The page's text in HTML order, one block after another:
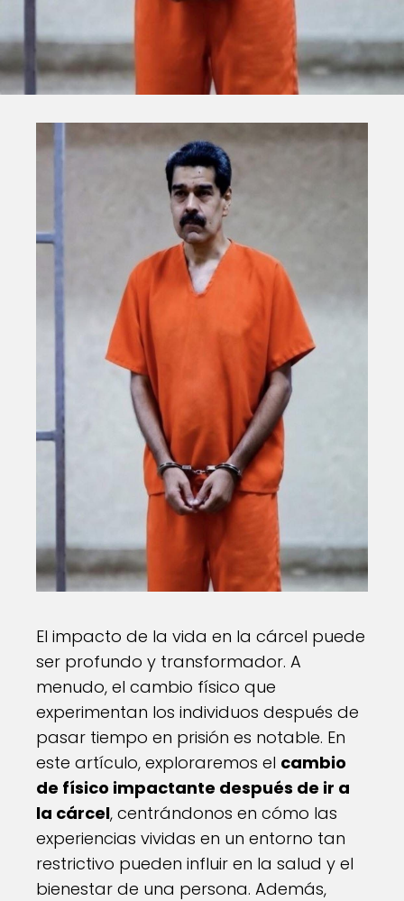
El impacto de la vida en la cárcel puede
ser profundo y transformador. A
menudo, el cambio físico que
experimentan los individuos después de
pasar tiempo en prisión es notable. En
este artículo, exploraremos el cambio
de físico impactante después de ir a
la cárcel, centrándonos en cómo las
experiencias vividas en un entorno tan
restrictivo pueden influir en la salud y el
bienestar de una persona. Además,